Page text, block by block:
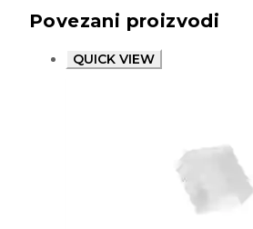
Povezani proizvodi
QUICK VIEW